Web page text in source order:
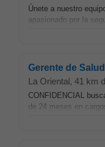
Únete a nuestro
apasionado por la
Gerente de
La Oriental, 41 km
CONFIDENCIAL
de 24 meses en